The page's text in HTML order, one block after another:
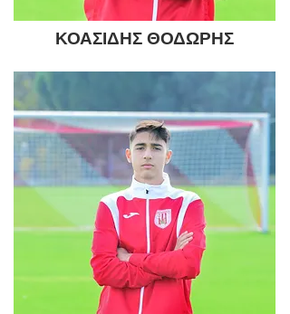
ΚΟΑΣΙΔΗΣ ΘΟΔΩΡΗΣ